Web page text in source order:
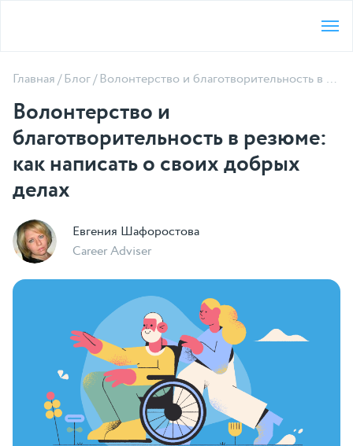
Главная/Блог/ Волонтерство и благотворительность в резюме
Волонтерство и
благотворительность в резюме:
как написать о своих добрых
делах
Евгения Шафоростова
Career Adviser